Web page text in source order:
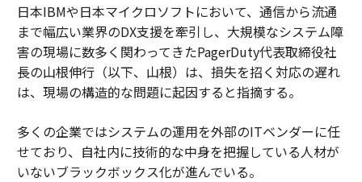
日本IBMや日本マイクロソフトにおいて、通信から流通
まで幅広い業界のDX支援を牽引し、大規模なシステム障
害の現場に数多く関わってきたPagerDuty代表取締役社
長の山根伸行（以下、山根）は、損失を招く対応の遅れ
は、現場の構造的な問題に起因すると指摘する。
多くの企業ではシステムの運用を外部のITベンダーに任
せており、自社内に技術的な中身を把握している人材が
いないブラックボックス化が進んでいる。